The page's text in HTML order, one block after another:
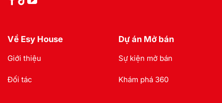
Về Esy House
Giới thiệu
Đối tác
Dự án Mở bán
Sự kiện mở bán
Khám phá 360